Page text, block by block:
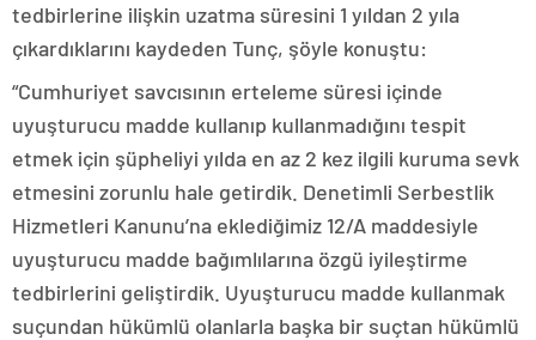
tedbirlerine ilişkin uzatma süresini 1 yıldan 2 yıla
çıkardıklarını kaydeden Tunç, şöyle konuştu:
“Cumhuriyet savcısının erteleme süresi içinde
uyuşturucu madde kullanıp kullanmadığını tespit
etmek için şüpheliyi yılda en az 2 kez ilgili kuruma sevk
etmesini zorunlu hale getirdik. Denetimli Serbestlik
Hizmetleri Kanunu’na eklediğimiz 12/A maddesiyle
uyuşturucu madde bağımlılarına özgü iyileştirme
tedbirlerini geliştirdik. Uyuşturucu madde kullanmak
suçundan hükümlü olanlarla başka bir suçtan hükümlü